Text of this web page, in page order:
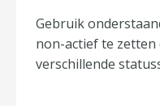
Gebruik
non-actief te zetten
verschillende